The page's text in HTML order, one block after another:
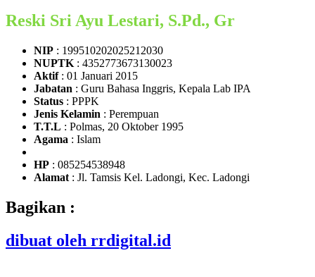
Reski Sri Ayu Lestari, S.Pd., Gr
NIP : 199510202025212030
NUPTK : 4352773673130023
Aktif: 01 Januari 2015
Jabatan : Guru Bahasa Inggris, Kepala Lab IPA
Status : PPPK
Jenis Kelamin : Perempuan
T.T.L : Polmas, 20 Oktober 1995
Agama : Islam
HP : 085254538948
Alamat : Jl. Tamsis Kel. Ladongi, Kec. Ladongi
Bagikan :
dibuat oleh rrdigital.id